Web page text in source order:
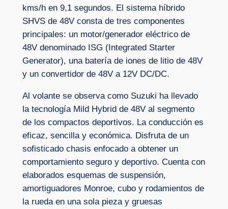
kms/h en 9,1 segundos. El sistema híbrido
SHVS de 48V consta de tres componentes
principales: un motor/generador eléctrico de
48V denominado ISG (Integrated Starter
Generator), una batería de iones de litio de 48V
y un convertidor de 48V a 12V DC/DC.
Al volante se observa como Suzuki ha llevado
la tecnología Mild Hybrid de 48V al segmento
de los compactos deportivos. La conducción es
eficaz, sencilla y económica. Disfruta de un
sofisticado chasis enfocado a obtener un
comportamiento seguro y deportivo. Cuenta con
elaborados esquemas de suspensión,
amortiguadores Monroe, cubo y rodamientos de
la rueda en una sola pieza y gruesas